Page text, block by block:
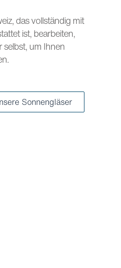
das vollständig mit
ist, bearbeiten,
um Ihnen
Sonnengläser